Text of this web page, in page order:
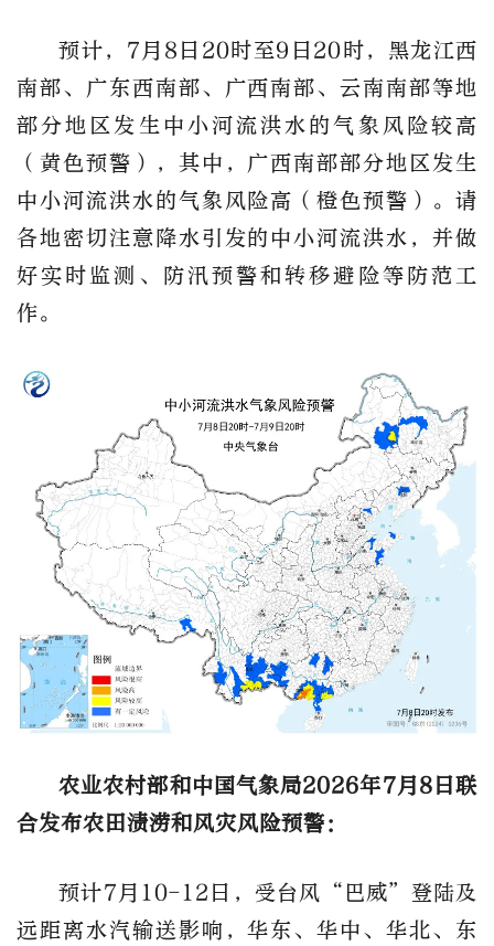
预计，7月8日20时至9日20时，黑龙江西
南部、广东西南部、广西南部、云南南部等地
部分地区发生中小河流洪水的气象风险较高
（黄色预警），其中，广西南部部分地区发生
中小河流洪水的气象风险高（橙色预警）。请
各地密切注意降水引发的中小河流洪水，并做
好实时监测、防汛预警和转移避险等防范工
作。
农业农村部和中国气象局2026年7月8日联
合发布农田渍涝和风灾风险预警：
预计7月10-12日，受台风“巴威”登陆及
远距离水汽输送影响，华东、华中、华北、东